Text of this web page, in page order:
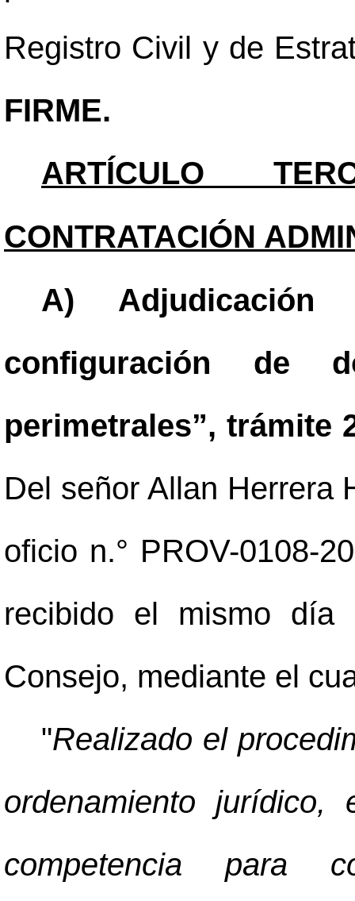
Registro Civil y de
FIRME.
ARTÍCULO
CONTRATACIÓN
A) Adjudicación
configuración de
perimetrales”, trámite
Del señor Allan Herrera
oficio n.° PROV-0108-
recibido el mismo día
Consejo, mediante el
"Realizado el
ordenamiento jurídico,
competencia para